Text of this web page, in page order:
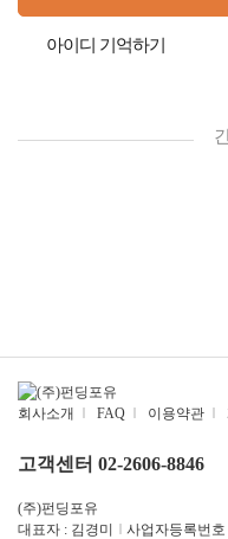
아이디 기억하기
회사소개 | FAQ | 이용약관 |
고객센터 02-2606-8846
(주)펀딩포유
대표자 : 김경미
| 사업자등록번호